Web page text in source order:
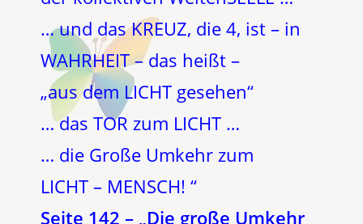
… und das KREUZ, die 4, ist – in
WAHRHEIT – das heißt –
„aus dem LICHT gesehen“
… das TOR zum LICHT …
… die Große Umkehr zum
LICHT – MENSCH! “
Seite 142 – „Die große Umkehr